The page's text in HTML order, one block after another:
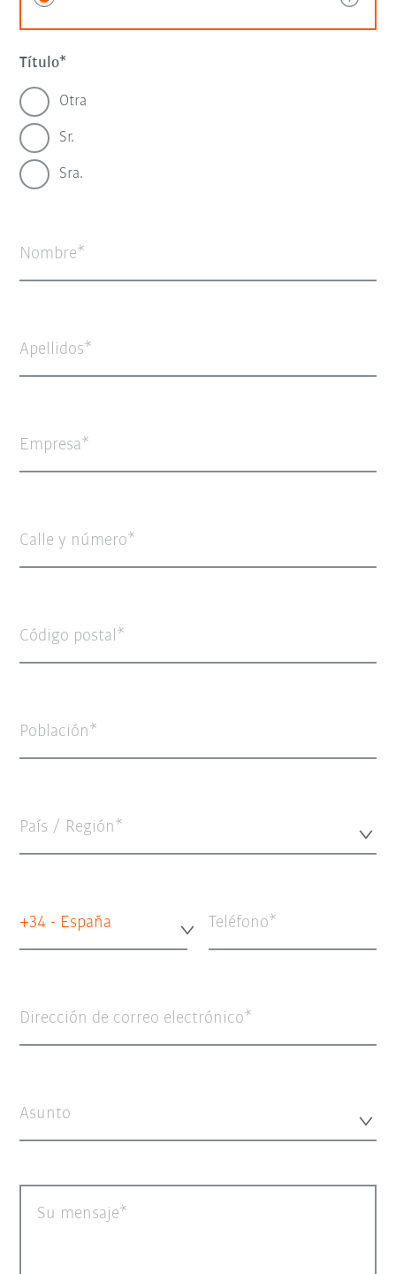
Título
Otra
Sr.
Sra.
Nombre
Apellidos
Empresa
Calle y número
Código postal
Población
País / Región*
+34 - España Teléfono
Dirección de correo electrónico
Asunto
Su mensaje